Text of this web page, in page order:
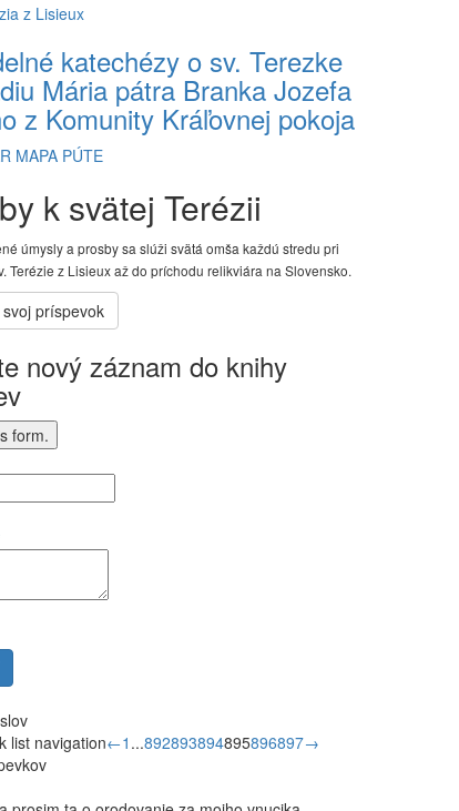
katechézy o sv. Terezke
Mária pátra Branka Jozefa
z Komunity Kráľovnej pokoja
MAPA PÚTE
k svätej Terézii
úmysly a prosby sa slúži svätá omša každú stredu pri
Terézie z Lisieux až do príchodu relikviára na Slovensko.
nový záznam do knihy
form.
list navigation←1 ...892893894895896897→